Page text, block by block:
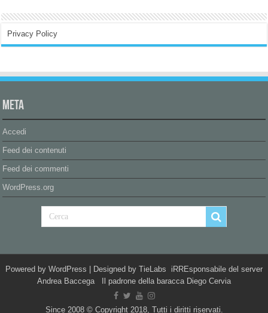
Privacy Policy
Meta
Accedi
Feed dei contenuti
Feed dei commenti
WordPress.org
Powered by WordPress | Designed by TieLabs iRREsponsabile del server
Andrea Baccega Il padrone della baracca Diego Cervia
Since 2008 © Copyright 2018, Tutti i diritti riservati.